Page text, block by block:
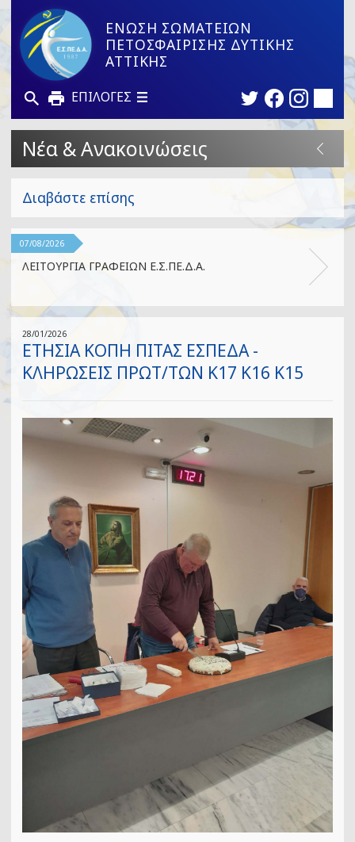
ΕΝΩΣΗ ΣΩΜΑΤΕΙΩΝ
ΠΕΤΟΣΦΑΙΡΙΣΗΣ ΔΥΤΙΚΗΣ
ΑΤΤΙΚΗΣ
ΕΠΙΛΟΓΕΣ
Νέα & Ανακοινώσεις
28/01/2026
ΕΤΗΣΙΑ ΚΟΠΗ ΠΙΤΑΣ ΕΣΠΕΔΑ -
ΚΛΗΡΩΣΕΙΣ ΠΡΩΤ/ΤΩΝ Κ17 Κ16 Κ15
Διαβάστε επίσης
07/08/2026
ΛΕΙΤΟΥΡΓΙΑ ΓΡΑΦΕΙΩΝ Ε.Σ.ΠΕ.Δ.Α.